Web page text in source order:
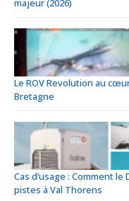
majeur (2026)
Le ROV Revolution au
Bretagne
Cas d’usage : Comment
pistes à Val Thorens